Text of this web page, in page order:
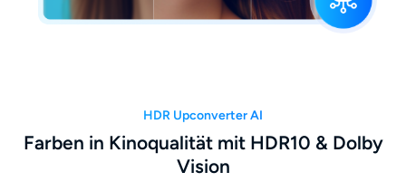
HDR Upconverter AI
Farben in Kinoqualität mit HDR10 & Dolby
Vision